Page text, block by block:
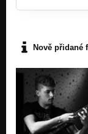
Nově přidané